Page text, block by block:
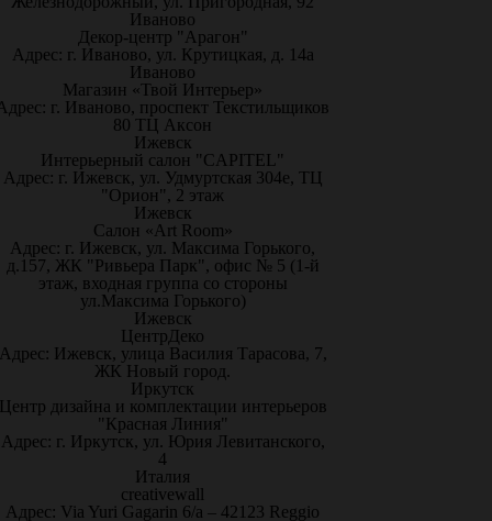
Иваново
Декор-центр "Арагон"
Адрес: г. Иваново, ул. Крутицкая, д. 14а
Иваново
Магазин «Твой Интерьер»
г. Иваново, проспект Текстильщиков
80 ТЦ Аксон
Ижевск
Интерьерный салон "CAPITEL"
Адрес: г. Ижевск, ул. Удмуртская 304е, ТЦ
"Орион", 2 этаж
Ижевск
Салон «Art Room»
Адрес: г. Ижевск, ул. Максима Горького,
д.157, ЖК "Ривьера Парк", офис № 5 (1-й
этаж, входная группа со стороны
ул.Максима Горького)
Ижевск
ЦентрДеко
Ижевск, улица Василия Тарасова, 7,
ЖК Новый город.
Иркутск
дизайна и комплектации интерьеров
"Красная Линия"
Адрес: г. Иркутск, ул. Юрия Левитанского,
4
Италия
creativewall
Адрес: Via Yuri Gagarin 6/a – 42123 Reggio